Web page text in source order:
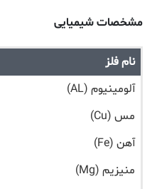
مشخصات شیمیایی
نام فلز
آلومینیوم (AL)
مس (Cu)
آهن (Fe)
منیزیم (Mg)